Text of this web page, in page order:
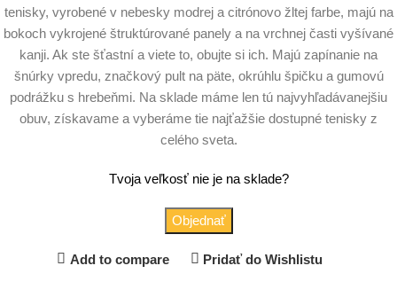
tenisky, vyrobené v nebesky modrej a citrónovo žltej farbe, majú na
bokoch vykrojené štruktúrované panely a na vrchnej časti vyšívané
kanji. Ak ste šťastní a viete to, obujte si ich. Majú zapínanie na
šnúrky vpredu, značkový pult na päte, okrúhlu špičku a gumovú
podrážku s hrebeňmi. Na sklade máme len tú najvyhľadávanejšiu
obuv, získavame a vyberáme tie najťažšie dostupné tenisky z
celého sveta.
Tvoja veľkosť nie je na sklade?
Objednať
Add to compare Pridať do Wishlistu